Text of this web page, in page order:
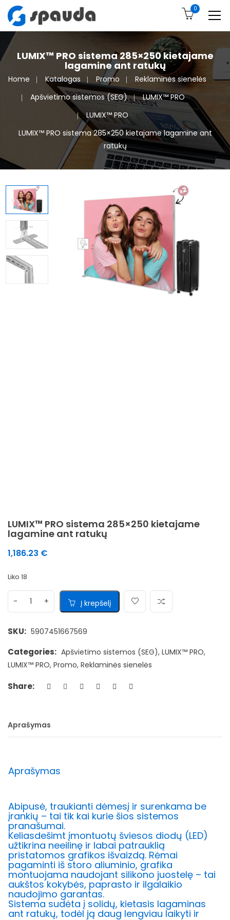
0
LUMIX™ PRO sistema 285×250 kietajame
lagamine ant ratukų
Home Katalogas Promo
Reklaminės sienelės
Apšvietimo sistemos (SEG)
LUMIX™ PRO
LUMIX™ PRO
LUMIX™ PRO sistema 285×250 kietajame lagamine ant
ratukų
LUMIX™ PRO sistema 285×250 kietajame
lagamine ant ratukų
1,186.23 €
Liko 18
Į krepšelį
SKU: 5907451667569
Categories: Apšvietimo sistemos (SEG), LUMIX™ PRO,
LUMIX™ PRO, Promo, Reklaminės sienelės
Share:
Aprašymas
Aprašymas
Abipusė, traukianti dėmesį ir surenkama be
įrankių – tai tik kai kurie šios sistemos
pranašumai.
Keliasdešimt įmontuotų šviesos diodų (LED)
užtikrina neeilinę ir labai patrauklią
pristatomos grafikos išvaizdą. Rėmai
pagaminti iš storo aliuminio, grafika
montuojama naudojant silikono juostelę – tai
aukštos kokybės, paprasto ir ilgalaikio
naudojimo garantas.
Sistema sudėta į solidų, kietasis lagaminas
ant ratukų, todėl ją daug lengviau laikyti ir